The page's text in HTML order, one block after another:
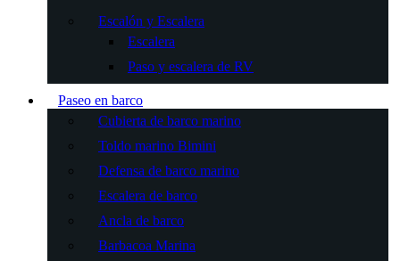
Escalón y Escalera
Escalera
Paso y escalera de RV
Paseo en barco
Cubierta de barco marino
Toldo marino Bimini
Defensa de barco marino
Escalera de barco
Ancla de barco
Barbacoa Marina